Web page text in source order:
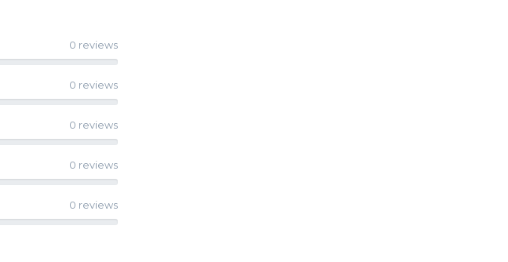
0 reviews
0 reviews
0 reviews
0 reviews
0 reviews